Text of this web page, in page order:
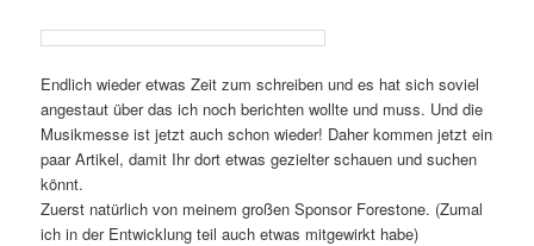
Endlich wieder etwas Zeit zum schreiben und es hat sich soviel
angestaut über das ich noch berichten wollte und muss. Und die
Musikmesse ist jetzt auch schon wieder! Daher kommen jetzt ein
paar Artikel, damit Ihr dort etwas gezielter schauen und suchen
könnt.
Zuerst natürlich von meinem großen Sponsor Forestone. (Zumal
ich in der Entwicklung teil auch etwas mitgewirkt habe)